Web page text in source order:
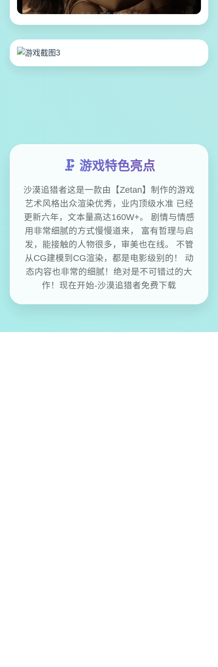
🗜️ 游戏特色亮点
沙漠追猎者这是一款由【Zetan】制作的游戏
艺术风格出众渲染优秀，业内顶级水准 已经
更新六年，文本量高达160W+。 剧情与情感
用非常细腻的方式慢慢道来， 富有哲理与启
发，能接触的人物很多，审美也在线。 不管
从CG建模到CG渲染，都是电影级别的！ 动
态内容也非常的细腻！绝对是不可错过的大
作！现在开始-沙漠追猎者免费下载